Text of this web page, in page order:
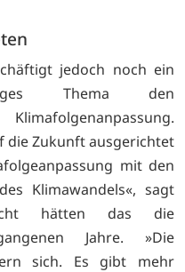
jedoch noch ein
Thema den
die Zukunft ausgerichtet
mit den
Klimawandels«, sagt
hätten das die
Jahre. »Die
sich. Es gibt mehr